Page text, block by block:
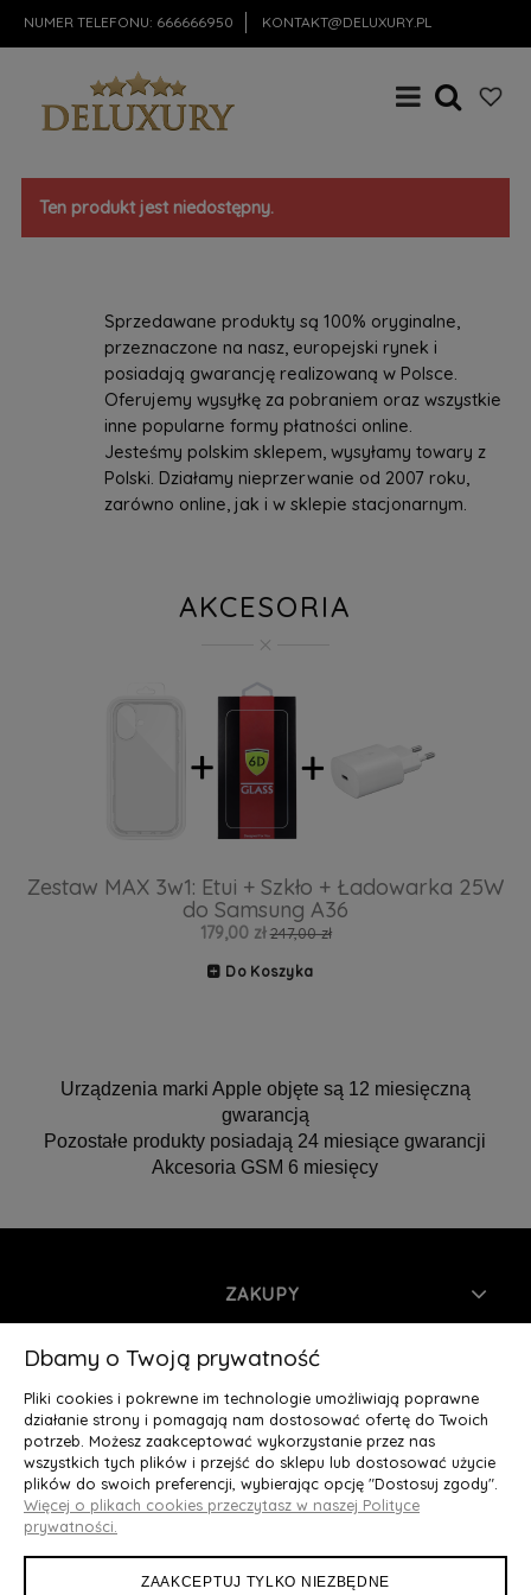
NUMER TELEFONU: 666666950 KONTAKT@DELUXURY.PL
Ten produkt jest niedostępny.
Sprzedawane produkty są 100% oryginalne,
przeznaczone na nasz, europejski rynek i
posiadają gwarancję realizowaną w Polsce.
Oferujemy wysyłkę za pobraniem oraz wszystkie
inne popularne formy płatności online.
Jesteśmy polskim sklepem, wysyłamy towary z
Polski. Działamy nieprzerwanie od 2007 roku,
zarówno online, jak i w sklepie stacjonarnym.
AKCESORIA
Zestaw MAX 3w1: Etui + Szkło + Ładowarka 25W
do Samsung A36
179,00 zł 247,00 zł
Do Koszyka
Urządzenia marki Apple objęte są 12 miesięczną
gwarancją
Pozostałe produkty posiadają 24 miesiące gwarancji
Akcesoria GSM 6 miesięcy
ZAKUPY
INFORMACJE
MOJE KONTO
O NAS
Deluxury.pl
Dbamy o Twoją prywatność
Pliki cookies i pokrewne im technologie umożliwiają poprawne
działanie strony i pomagają nam dostosować ofertę do Twoich
potrzeb. Możesz zaakceptować wykorzystanie przez nas
wszystkich tych plików i przejść do sklepu lub dostosować użycie
plików do swoich preferencji, wybierając opcję "Dostosuj zgody".
Więcej o plikach cookies przeczytasz w naszej Polityce
prywatności.
ZAAKCEPTUJ TYLKO NIEZBĘDNE